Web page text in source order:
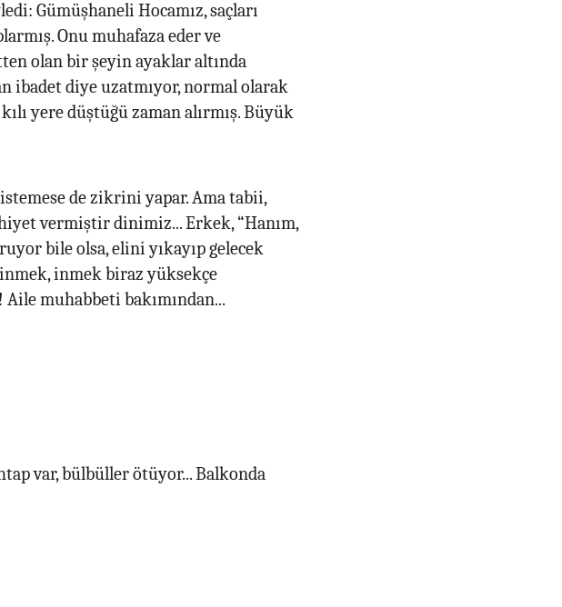
Gümüşhaneli Hocamız, saçları
Onu muhafaza eder ve
olan bir şeyin ayaklar altında
ibadet diye uzatmıyor, normal olarak
yere düştüğü zaman alırmış. Büyük
de zikrini yapar. Ama tabii,
vermiştir dinimiz... Erkek, “Hanım,
bile olsa, elini yıkayıp gelecek
inmek biraz yüksekçe
muhabbeti bakımından...
var, bülbüller ötüyor... Balkonda